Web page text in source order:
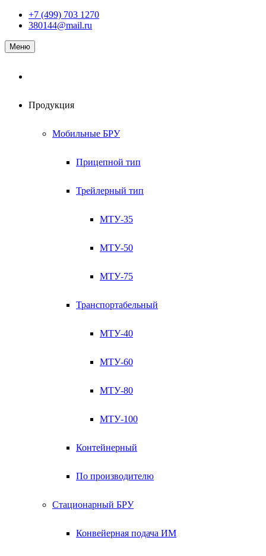
Наверх+7 (499) 703 1270
380144@mail.ru
Меню
Продукция
Мобильные БРУ
Прицепной тип
Трейлерный тип
МТУ-35
МТУ-50
МТУ-75
Транспортабельный
МТУ-40
МТУ-60
МТУ-80
МТУ-100
Контейнерный
По производителю
Стационарный БРУ
Конвейерная подача ИМ